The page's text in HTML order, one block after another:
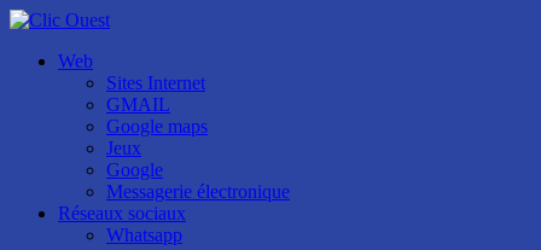
Web
Sites Internet
GMAIL
Google maps
Jeux
Google
Messagerie électronique
Réseaux sociaux
Whatsapp